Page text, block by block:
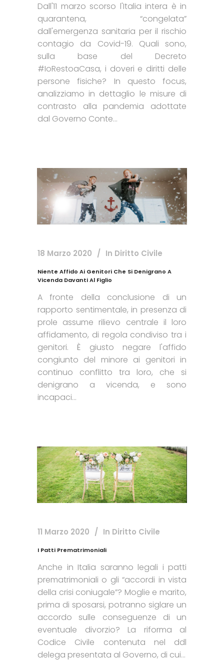
Dall'11 marzo scorso l'Italia intera è in
quarantena, “congelata”
dall'emergenza sanitaria per il rischio
contagio da Covid-19. Quali sono,
sulla base del Decreto
#IoRestoaCasa, i doveri e diritti delle
persone fisiche? In questo focus,
analizziamo in dettaglio le misure di
contrasto alla pandemia adottate
dal Governo Conte...
18 Marzo 2020 In Diritto Civile
Niente Affido Ai Genitori Che Si Denigrano A
Vicenda Davanti Al Figlio
A fronte della conclusione di un
rapporto sentimentale, in presenza di
prole assume rilievo centrale il loro
affidamento, di regola condiviso tra i
genitori. È giusto negare l'affido
congiunto del minore ai genitori in
continuo conflitto tra loro, che si
denigrano a vicenda, e sono
incapaci...
11 Marzo 2020 In Diritto Civile
I Patti Prematrimoniali
Anche in Italia saranno legali i patti
prematrimoniali o gli “accordi in vista
della crisi coniugale”? Moglie e marito,
prima di sposarsi, potranno siglare un
accordo sulle conseguenze di un
eventuale divorzio? La riforma al
Codice Civile contenuta nel ddl
delega presentata al Governo, di cui...